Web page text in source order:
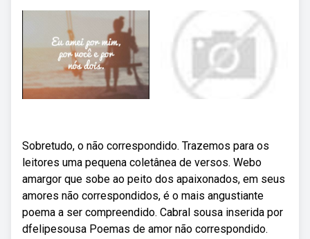
Sobretudo, o não correspondido. Trazemos para os
leitores uma pequena coletânea de versos. Webo
amargor que sobe ao peito dos apaixonados, em seus
amores não correspondidos, é o mais angustiante
poema a ser compreendido. Cabral sousa inserida por
dfelipesousa Poemas de amor não correspondido.